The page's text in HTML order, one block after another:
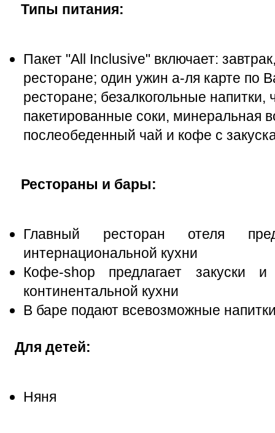
Типы питания:
Пакет "All Inclusive" включает:
ресторане; один ужин а-ля карте
ресторане; безалкогольные
пакетированные соки, минеральная
послеобеденный чай и кофе с
Рестораны и бары:
Главный ресторан отеля
интернациональной кухни
Кофе-shop предлагает закуски
континентальной кухни
В баре подают всевозможные
Для детей:
Няня